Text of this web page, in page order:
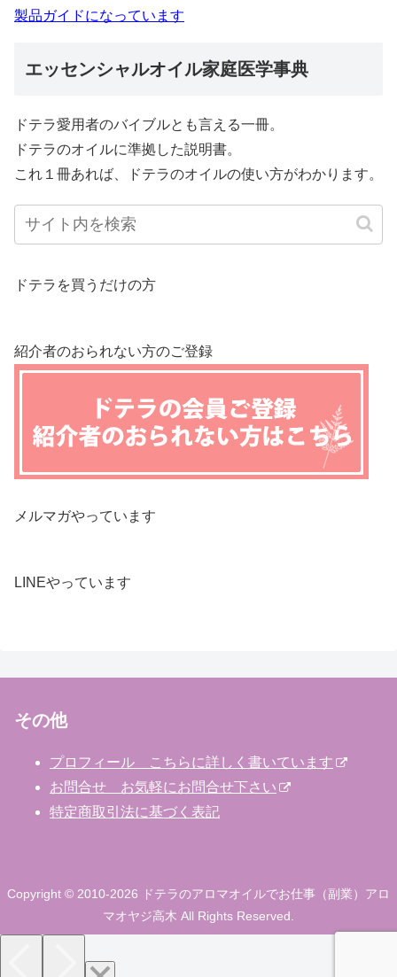
製品ガイドになっています
エッセンシャルオイル家庭医学事典
ドテラ愛用者のバイブルとも言える一冊。
ドテラのオイルに準拠した説明書。
これ１冊あれば、ドテラのオイルの使い方がわかります。
ドテラを買うだけの方
紹介者のおられない方のご登録
メルマガやっています
LINEやっています
その他
プロフィール こちらに詳しく書いています
お問合せ お気軽にお問合せ下さい
特定商取引法に基づく表記
Copyright © 2010-2026 ドテラのアロマオイルでお仕事（副業）アロ
マオヤジ高木 All Rights Reserved.